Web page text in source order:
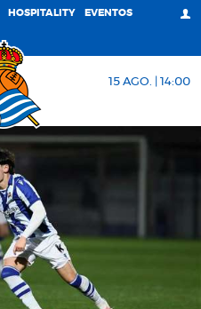
HOSPITALITY EVENTOS
15 AGO. | 14:00